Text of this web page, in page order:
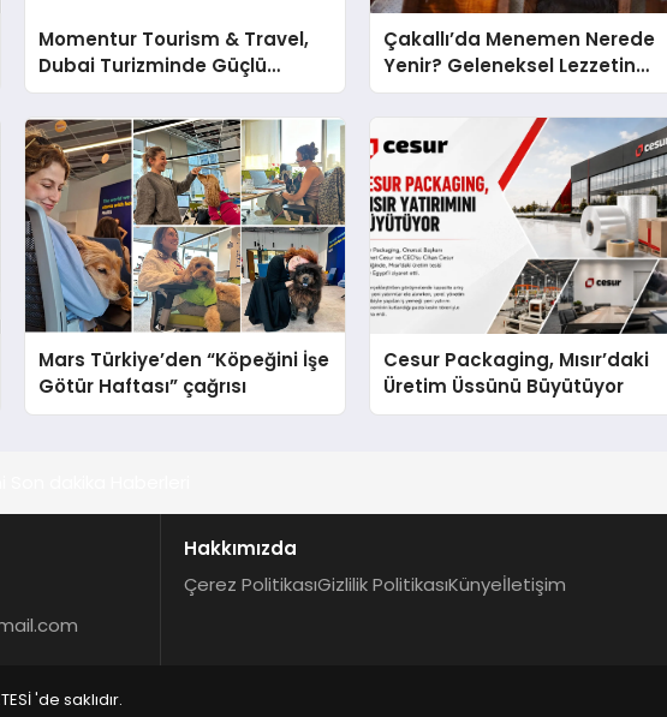
Momentur Tourism & Travel,
Dubai Turizminde Güçlü
Operasyon Ağıyla Fark
Yaratıyor
Çakallı’da Menemen Nerede
Yenir? Geleneksel Lezzetin
Adresi
Mars Türkiye’den “Köpeğini İşe
Götür Haftası” çağrısı
Cesur Packaging, Mısır’daki
Üretim Üssünü Büyütüyor
Hakkımızda
Çerez PolitikasıGizlilik PolitikasıKünyeİletişim
'de saklıdır.